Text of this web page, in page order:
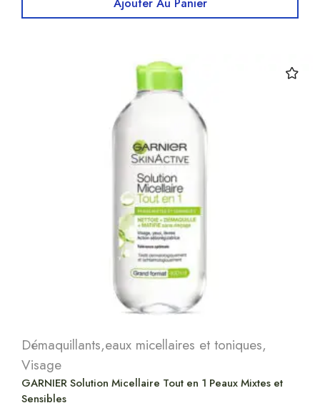
Ajouter Au Panier
Démaquillants,eaux micellaires et toniques,
Visage
GARNIER Solution Micellaire Tout en 1 Peaux Mixtes et
Sensibles